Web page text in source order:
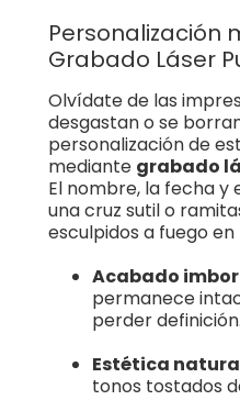
Personalización
Grabado Láser
Olvídate de las
desgastan o se
personalización de
mediante grabado
El nombre, la fecha y
una cruz sutil o
esculpidos a fuego
Acabado
permanece
perder definición.
Estética
tonos tostados